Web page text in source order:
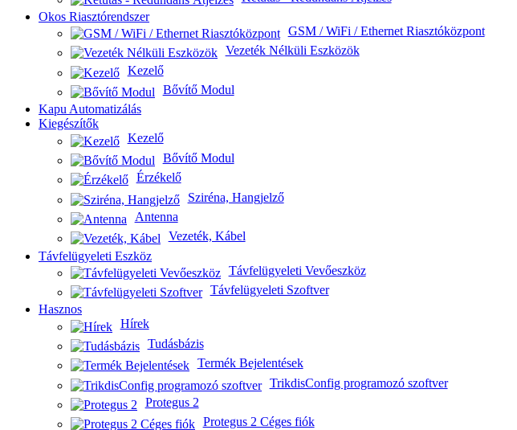
Okos Riasztórendszer
GSM / WiFi / Ethernet Riasztóközpont
Vezeték Nélküli Eszközök
Kezelő
Bővítő Modul
Kapu Automatizálás
Kiegészítők
Kezelő
Bővítő Modul
Érzékelő
Sziréna, Hangjelző
Antenna
Vezeték, Kábel
Távfelügyeleti Eszköz
Távfelügyeleti Vevőeszköz
Távfelügyeleti Szoftver
Hasznos
Hírek
Tudásbázis
Termék Bejelentések
TrikdisConfig programozó szoftver
Protegus 2
Protegus 2 Céges fiók